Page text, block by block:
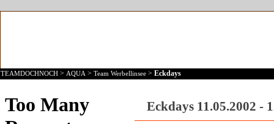
TEAMDOCHNOCH > AQUA > Team Werbellinsee > Eckdays
Eckdays 11.05.2002 -